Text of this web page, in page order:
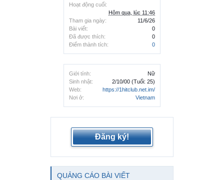
Hoạt động cuối:
Hôm qua, lúc 11:46
Tham gia ngày:
11/6/26
Bài viết:
0
Đã được thích:
0
Điểm thành tích:
0
Giới tính:
Nữ
Sinh nhật:
2/10/00 (Tuổi: 25)
Web:
https://1hitclub.net.im/
Nơi ở:
Vietnam
Đăng ký!
QUẢNG CÁO BÀI VIẾT